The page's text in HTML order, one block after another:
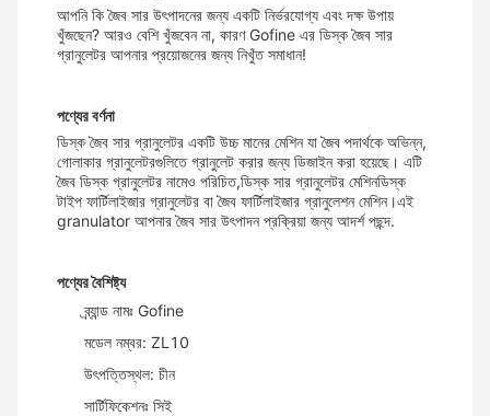
আপনি কি জৈব সার উৎপাদনের জন্য একটি নির্ভরযোগ্য এবং দক্ষ উপায়
খুঁজছেন? আরও বেশি খুঁজবেন না, কারণ Gofine এর ডিস্ক জৈব সার
গ্রানুলেটর আপনার প্রয়োজনের জন্য নিখুঁত সমাধান!
পণ্যের বর্ণনা
ডিস্ক জৈব সার গ্রানুলেটর একটি উচ্চ মানের মেশিন যা জৈব পদার্থকে অভিন্ন,
গোলাকার গ্রানুলেটরগুলিতে গ্রানুলেট করার জন্য ডিজাইন করা হয়েছে। এটি
জৈব ডিস্ক গ্রানুলেটর নামেও পরিচিত,ডিস্ক সার গ্রানুলেটর মেশিনডিস্ক
টাইপ ফার্টিলাইজার গ্রানুলেটর বা জৈব ফার্টিলাইজার গ্রানুলেশন মেশিন।এই
granulator আপনার জৈব সার উৎপাদন প্রক্রিয়া জন্য আদর্শ পছন্দ.
পণ্যের বৈশিষ্ট্য
ব্র্যান্ড নামঃ Gofine
মডেল নম্বর: ZL10
উৎপত্তিস্থল: চীন
সার্টিফিকেশনঃ সিই